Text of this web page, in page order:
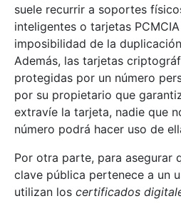
suele recurrir a soportes
inteligentes o tarjetas
imposibilidad de la
Además, las tarjetas
protegidas por un número
por su propietario que
extravíe la tarjeta, nadie que
número podrá hacer uso de
Por otra parte, para asegurar
clave pública pertenece a un
utilizan los certificados